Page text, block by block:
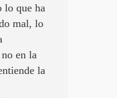
lo que ha
mal, lo
en la
la